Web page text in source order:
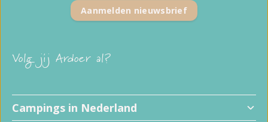
Volg jij Ardoer al?
Campings in Nederland
Aanmelden nieuwsbrief